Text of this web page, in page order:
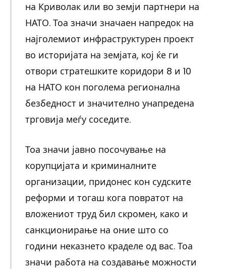
на Криволак или во земји партнери на
НАТО. Тоа значи значаен напредок на
најголемиот инфраструктурен проект
во историјата на земјата, кој ќе ги
отвори стратешките коридори 8 и 10
на НАТО кон поголема регионална
безбедност и значително унапредена
трговија меѓу соседите.
Тоа значи јавно посочување на
корупцијата и криминалните
организации, придонес кон судските
реформи и тогаш кога повратот на
вложениот труд бил скромен, како и
санкционирање на оние што со
години неказнето краделе од вас. Тоа
значи работа на создавање можности